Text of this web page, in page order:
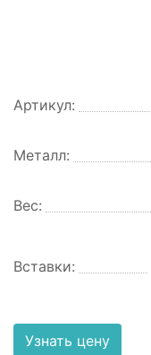
Артикул:
Металл:
Вес:
Вставки:
Узнать цену